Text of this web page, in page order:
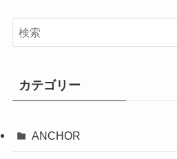
カテゴリー
ANCHOR